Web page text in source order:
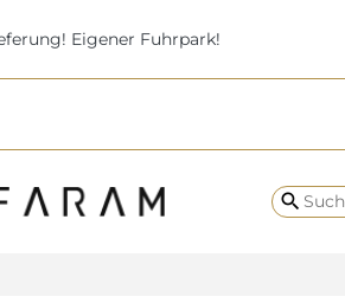
Eigener Fuhrpark!
search